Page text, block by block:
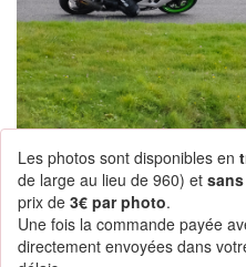
Les photos sont disponibles en
de large au lieu de 960) et
prix de 3€ par photo.
Une fois la commande payée
directement envoyées dans